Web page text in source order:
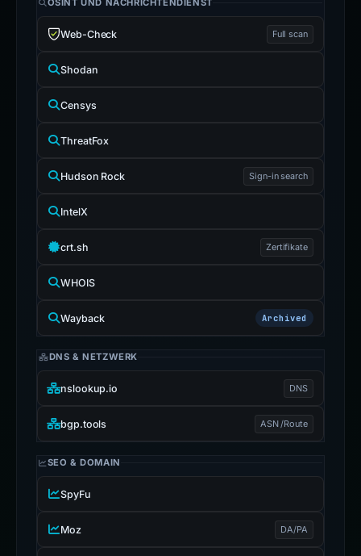
OSINT UND NACHRICHTENDIENST
Web-Check Full scan
Shodan
Censys
ThreatFox
Hudson Rock Sign-in search
IntelX
crt.sh Zertifikate
WHOIS
Wayback Archived
DNS & NETZWERK
nslookup.io DNS
bgp.tools ASN /Route
SEO & DOMAIN
SpyFu
Moz DA/PA